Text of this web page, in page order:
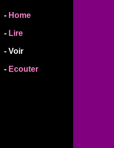
- Home
- Lire
- Voir
- Ecouter